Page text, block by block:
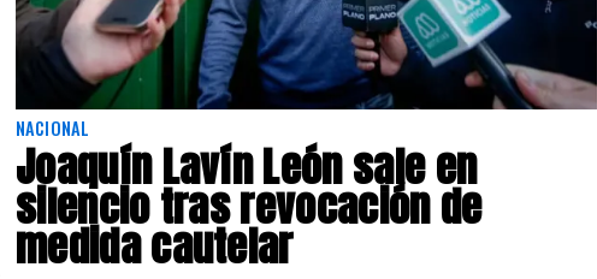
NACIONAL
Joaquín Lavín León sale en
silencio tras revocación de
medida cautelar